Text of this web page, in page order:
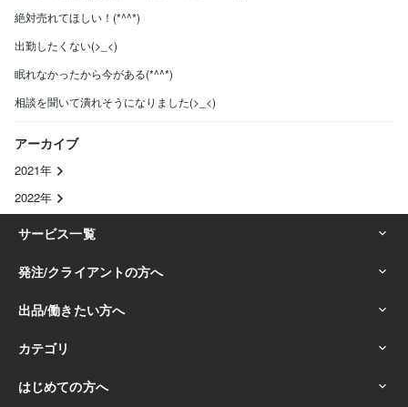
絶対売れてほしい！(*^^*)
出勤したくない(>_<)
眠れなかったから今がある(*^^*)
相談を聞いて潰れそうになりました(>_<)
アーカイブ
2021年
2022年